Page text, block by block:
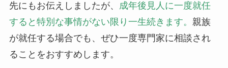
先にもお伝えしましたが、 成年後見人に一度就任
すると特別な事情がない限り一生続きます。 親族
が就任する場合でも、ぜひ一度専門家に相談され
ることをおすすめします。